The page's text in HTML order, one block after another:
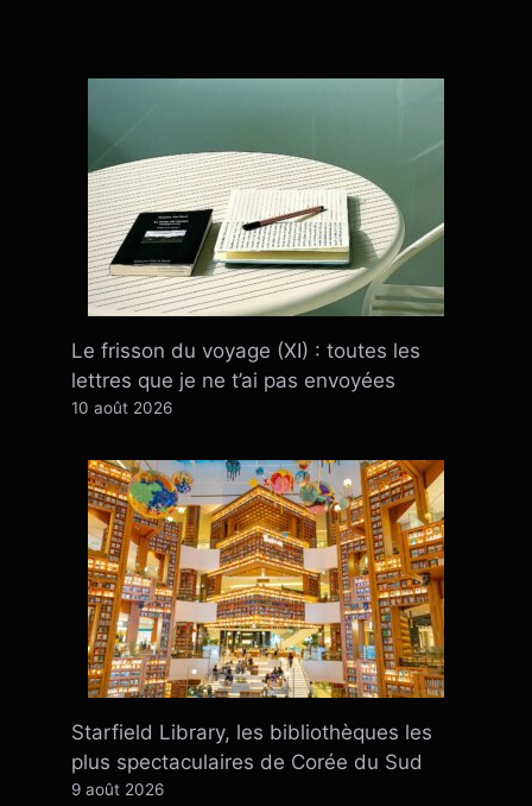
Le frisson du voyage (XI) : toutes les
lettres que je ne t’ai pas envoyées
10 août 2026
Starfield Library, les bibliothèques les
plus spectaculaires de Corée du Sud
9 août 2026